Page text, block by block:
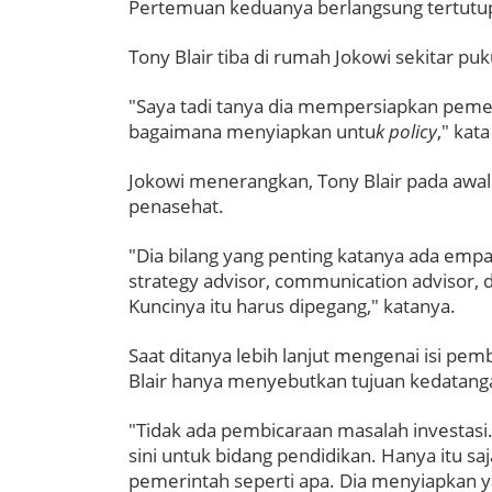
Pertemuan keduanya berlangsung
Tony Blair tiba di rumah Jokowi sekitar
"Saya tadi tanya dia mempersiapkan
bagaimana menyiapkan untuk policy,"
Jokowi menerangkan, Tony Blair pada
penasehat.
"Dia bilang yang penting katanya ada
strategy advisor, communication advisor,
Kuncinya itu harus dipegang," katanya.
Saat ditanya lebih lanjut mengenai isi
Blair hanya menyebutkan tujuan
"Tidak ada pembicaraan masalah
sini untuk bidang pendidikan. Hanya itu
pemerintah seperti apa. Dia menyiapkan